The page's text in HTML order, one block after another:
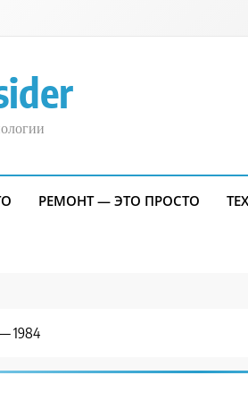
РЕМОНТ — ЭТО ПРОСТО
1984